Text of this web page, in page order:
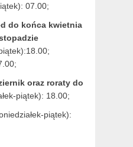
07.00;
do końca kwietnia
oraz roraty do
piątek): 18.00;
piątek):